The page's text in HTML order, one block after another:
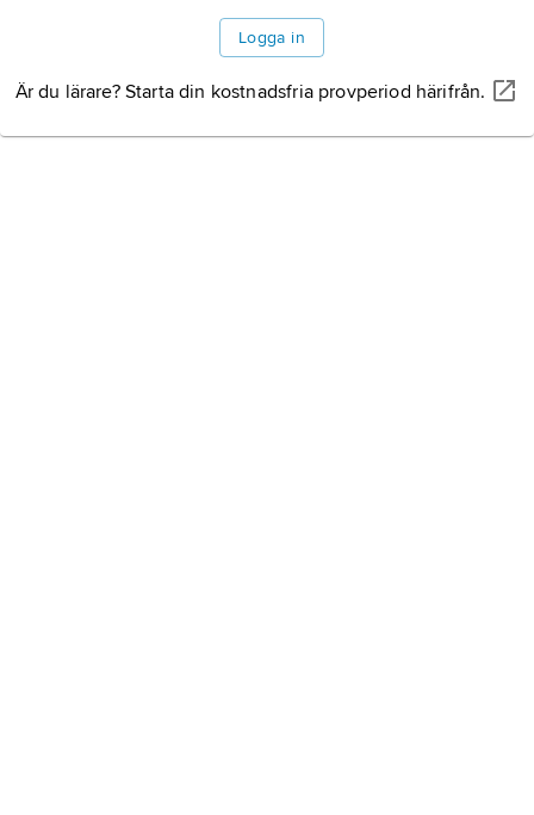
(1975). Fler hitlåtar kom med bl.a. ”We Will
Rock You” och ”We Are
Logga in
Är du lärare? Starta din kostnadsfria provperiod härifrån.